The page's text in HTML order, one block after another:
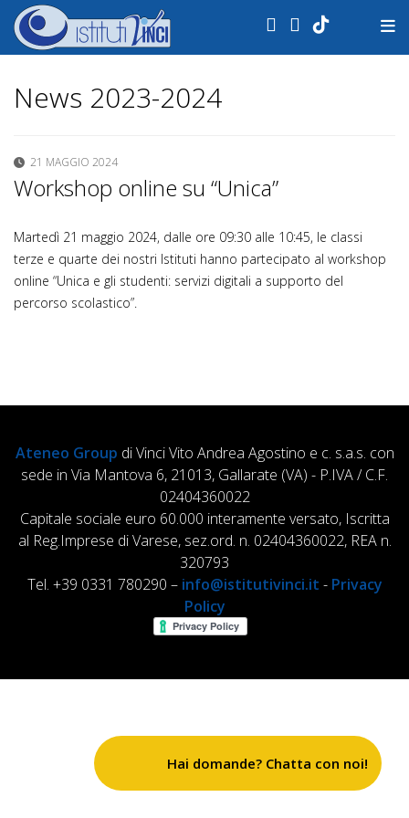
.
News 2023-2024
21 MAGGIO 2024
Workshop online su “Unica”
Martedì 21 maggio 2024, dalle ore 09:30 alle 10:45, le classi
terze e quarte dei nostri Istituti hanno partecipato al workshop
online “Unica e gli studenti: servizi digitali a supporto del
percorso scolastico”.
Ateneo Group di Vinci Vito Andrea Agostino e c. s.a.s. con
sede in Via Mantova 6, 21013, Gallarate (VA) - P.IVA / C.F.
02404360022
Capitale sociale euro 60.000 interamente versato, Iscritta
al Reg.Imprese di Varese, sez.ord. n. 02404360022, REA n.
320793
Tel. +39 0331 780290 – info@istitutivinci.it - Privacy
Policy
Hai domande? Chatta con noi!